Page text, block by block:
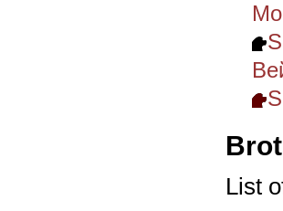
List